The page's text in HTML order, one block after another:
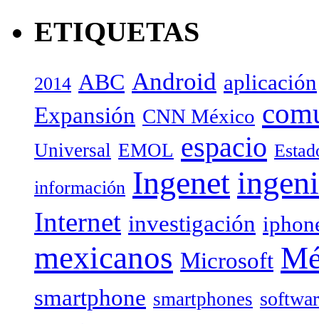
ETIQUETAS
2014 ABC Android aplicación
Expansión CNN México
Universal EMOL espacio
información Ingenet
Internet investigación
mexicanos Microsoft
smartphone smartphones